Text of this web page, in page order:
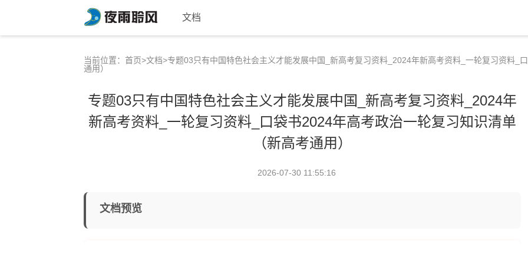
文档
当前位置： 首页>文档>专题03只有中国特色社会主义才能发展中国_新高考复习资料_2024年新高考资料_一轮复习资料_
通用）
专题03只有中国特色社会主义才能发展中国_新高考复习资料_2024年
新高考资料_一轮复习资料_口袋书2024年高考政治一轮复习知识清单
（新高考通用）
2026-07-30 11:55:16
文档预览